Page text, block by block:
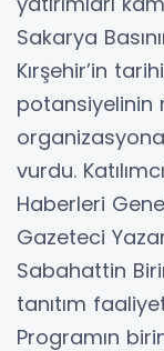
​Sakarya
​Kırşehir’in
potansiyelinin
vurdu.
Haberleri
Gazeteci
Sabahattin
tanıtım
Programın